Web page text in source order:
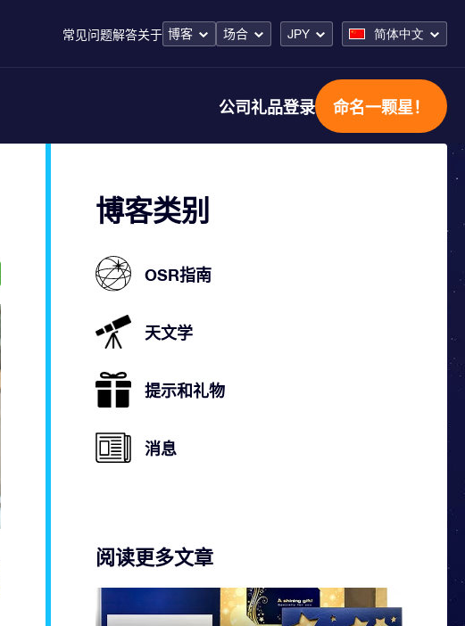
常见问题解答关于 博客 场合 JPY 简体中文
公司礼品登录 命名一颗星！
博客类别
OSR指南
天文学
提示和礼物
消息
阅读更多文章